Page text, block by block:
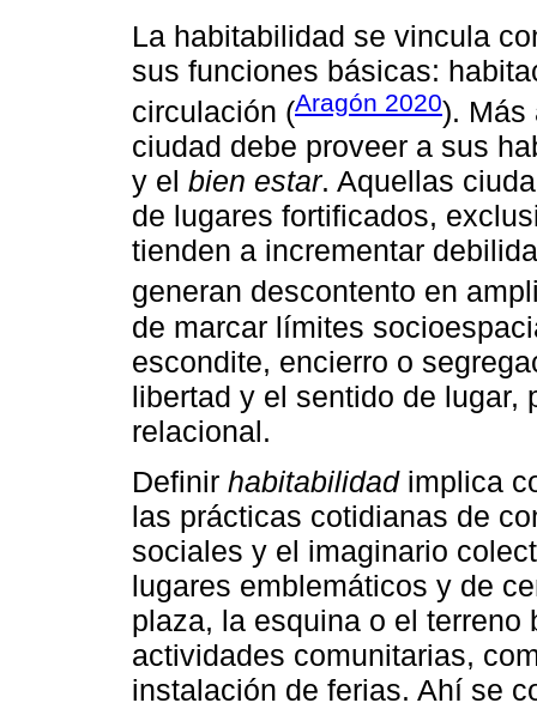
La habitabilidad se vincula
sus funciones básicas:
circulación (Aragón 2020). Más
ciudad debe proveer a sus
y el bien estar. Aquellas
de lugares fortificados,
tienden a incrementar
generan descontento en
de marcar límites
escondite, encierro o
libertad y el sentido de
relacional.
Definir habitabilidadimplica
las prácticas cotidianas de
sociales y el imaginario
lugares emblemáticos y de
plaza, la esquina o el
actividades comunitarias,
instalación de ferias. Ahí se